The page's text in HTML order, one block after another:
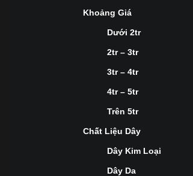
Khoảng Giá
Dưới 2tr
2tr – 3tr
3tr – 4tr
4tr – 5tr
Trên 5tr
Chất Liệu Dây
Dây Kim Loại
Dây Da